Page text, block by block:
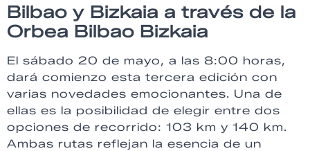
Bilbao y Bizkaia a través de la
Orbea Bilbao Bizkaia
El sábado 20 de mayo, a las 8:00 horas,
dará comienzo esta tercera edición con
varias novedades emocionantes. Una de
ellas es la posibilidad de elegir entre dos
opciones de recorrido: 103 km y 140 km.
Ambas rutas reflejan la esencia de un